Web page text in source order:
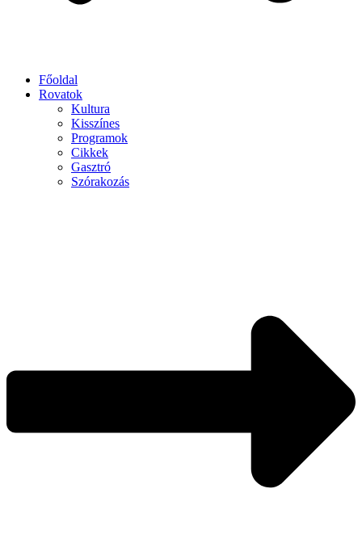
Főoldal
Rovatok
Kultura
Kisszínes
Programok
Cikkek
Gasztró
Szórakozás